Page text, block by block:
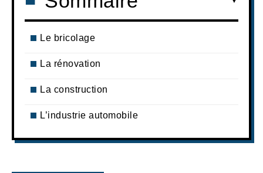
Le bricolage
La rénovation
La construction
L’industrie automobile